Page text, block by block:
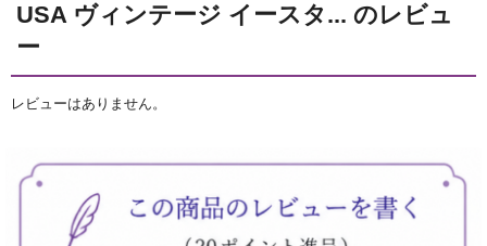
USA ヴィンテージ イースタ... のレビュ
ー
レビューはありません。